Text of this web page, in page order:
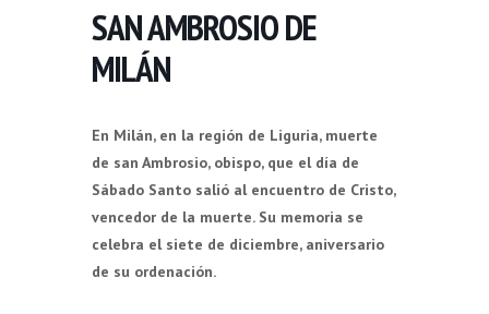
SAN AMBROSIO DE
MILÁN
En Milán, en la región de Liguria, muerte
de san Ambrosio, obispo, que el día de
Sábado Santo salió al encuentro de Cristo,
vencedor de la muerte. Su memoria se
celebra el siete de diciembre, aniversario
de su ordenación.